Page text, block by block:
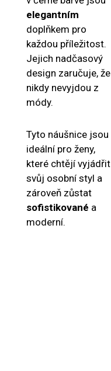
elegantním
doplňkem pro
každou příležitost.
Jejich nadčasový
design zaručuje, že
nikdy nevyjdou z
módy.
Tyto náušnice jsou
ideální pro ženy,
které chtějí vyjádřit
svůj osobní styl a
zároveň zůstat
sofistikované a
moderní.